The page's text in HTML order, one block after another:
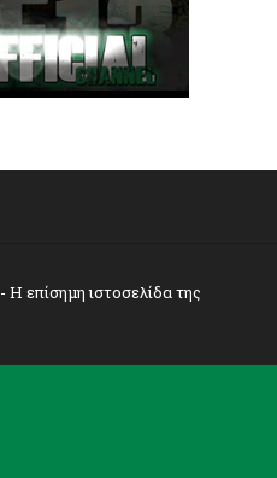
- Η επίσημη ιστοσελίδα της